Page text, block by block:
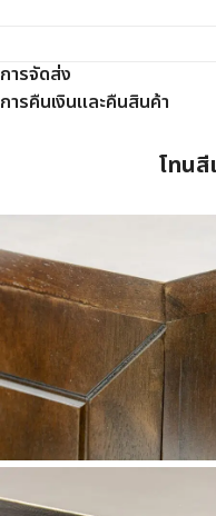
การจัดส่ง
การคืนเงินและคืนสินค้า
โทนสี